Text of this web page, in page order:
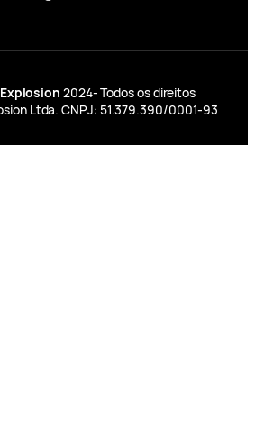
2024- Todos os direitos
Ltda. CNPJ: 51.379.390/0001-93